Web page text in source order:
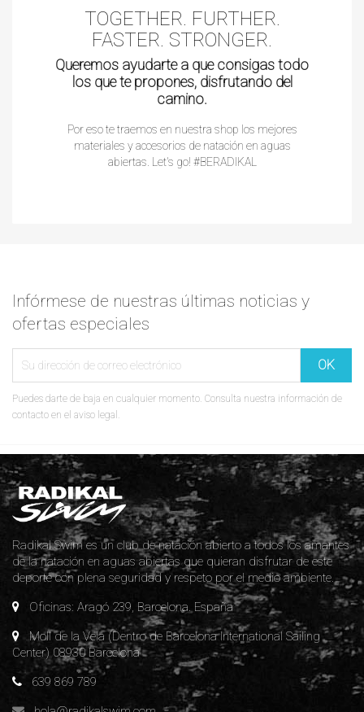
TOGETHER. FURTHER.
FASTER. STRONGER.
Queremos ayudarte a que consigas todo
los que te propones, disfrutando del
camino.
Por eso te traemos en nuestra shop los mejores
materiales y accesorios de natación en aguas
abiertas. Let's go! #BERADIKAL
Infórmese de nuestras últimas noticias y
ofertas especiales
Puedes darte de baja en cualquier momento. Consulta nuestra información de
contacto en el aviso legal.
Radikal Swim es un club de natación abierto a todos los amantes
de la natación en aguas abiertas que quieran disfrutar de este
deporte con plena seguridad y respeto por el medio ambiente.
Oficinas: Aragó 239, Barcelona. España
Moll de la Vela (Dentro de Barcelona International Sailing
Center) 08930 Barcelona
639 869 789